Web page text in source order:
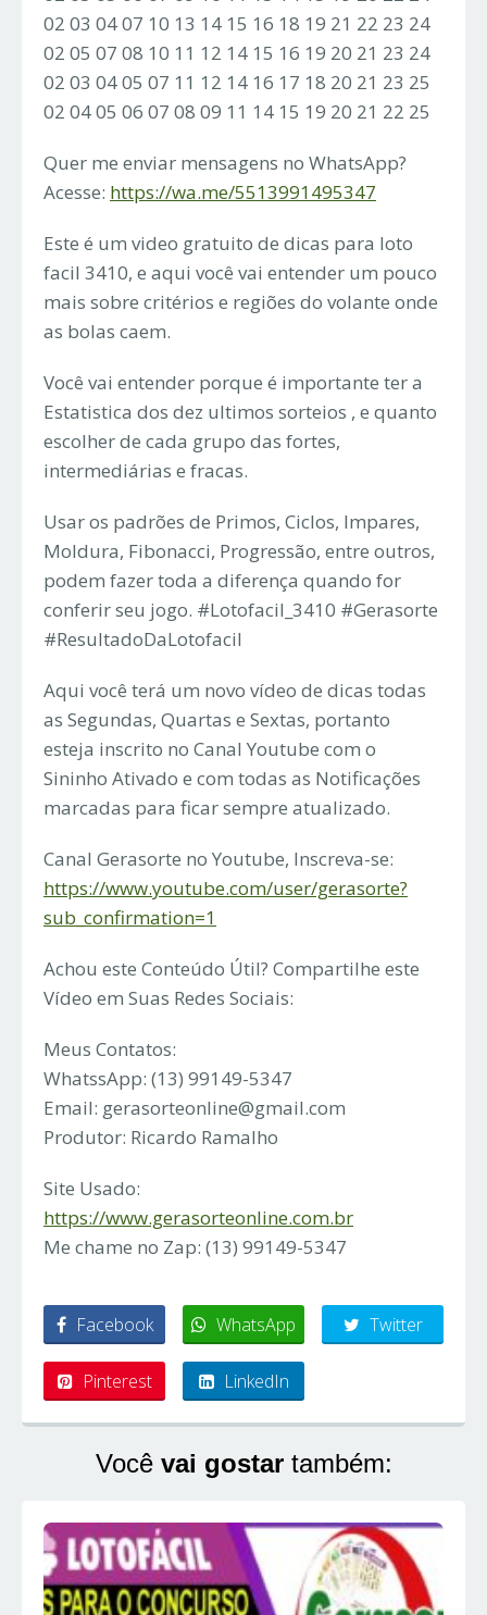
02 03 04 07 10 13 14 15 16 18 19 21 22 23 24
02 05 07 08 10 11 12 14 15 16 19 20 21 23 24
02 03 04 05 07 11 12 14 16 17 18 20 21 23 25
02 04 05 06 07 08 09 11 14 15 19 20 21 22 25
Quer me enviar mensagens no WhatsApp?
Acesse: https://wa.me/5513991495347
Este é um video gratuito de dicas para loto
facil 3410, e aqui você vai entender um pouco
mais sobre critérios e regiões do volante onde
as bolas caem.
Você vai entender porque é importante ter a
Estatistica dos dez ultimos sorteios , e quanto
escolher de cada grupo das fortes,
intermediárias e fracas.
Usar os padrões de Primos, Ciclos, Impares,
Moldura, Fibonacci, Progressão, entre outros,
podem fazer toda a diferença quando for
conferir seu jogo. #Lotofacil_3410 #Gerasorte
#ResultadoDaLotofacil
Aqui você terá um novo vídeo de dicas todas
as Segundas, Quartas e Sextas, portanto
esteja inscrito no Canal Youtube com o
Sininho Ativado e com todas as Notificações
marcadas para ficar sempre atualizado.
Canal Gerasorte no Youtube, Inscreva-se:
https://www.youtube.com/user/gerasorte?
sub_confirmation=1
Achou este Conteúdo Útil? Compartilhe este
Vídeo em Suas Redes Sociais:
Meus Contatos:
WhatssApp: (13) 99149-5347
Email: gerasorteonline@gmail.com
Produtor: Ricardo Ramalho
Site Usado:
https://www.gerasorteonline.com.br
Me chame no Zap: (13) 99149-5347
Facebook WhatsApp Twitter
Pinterest LinkedIn
Você vai gostartambém: